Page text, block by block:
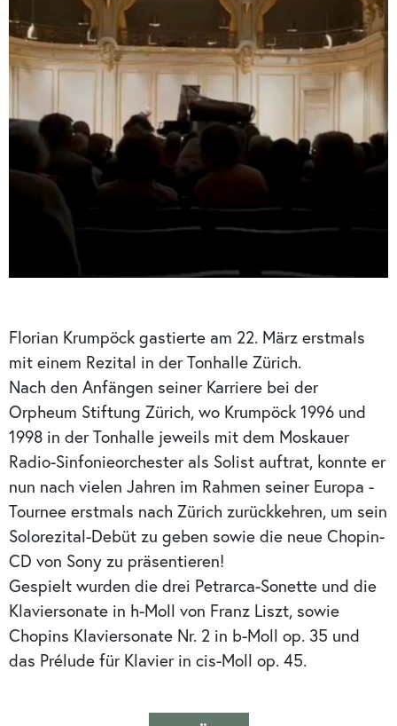
Florian Krumpöck gastierte am 22. März erstmals
mit einem Rezital in der Tonhalle Zürich.
Nach den Anfängen seiner Karriere bei der
Orpheum Stiftung Zürich, wo Krumpöck 1996 und
1998 in der Tonhalle jeweils mit dem Moskauer
Radio-Sinfonieorchester als Solist auftrat, konnte er
nun nach vielen Jahren im Rahmen seiner Europa -
Tournee erstmals nach Zürich zurückkehren, um sein
Solorezital-Debüt zu geben sowie die neue Chopin-
CD von Sony zu präsentieren!
Gespielt wurden die drei Petrarca-Sonette und die
Klaviersonate in h-Moll von Franz Liszt, sowie
Chopins Klaviersonate Nr. 2 in b-Moll op. 35 und
das Prélude für Klavier in cis-Moll op. 45.